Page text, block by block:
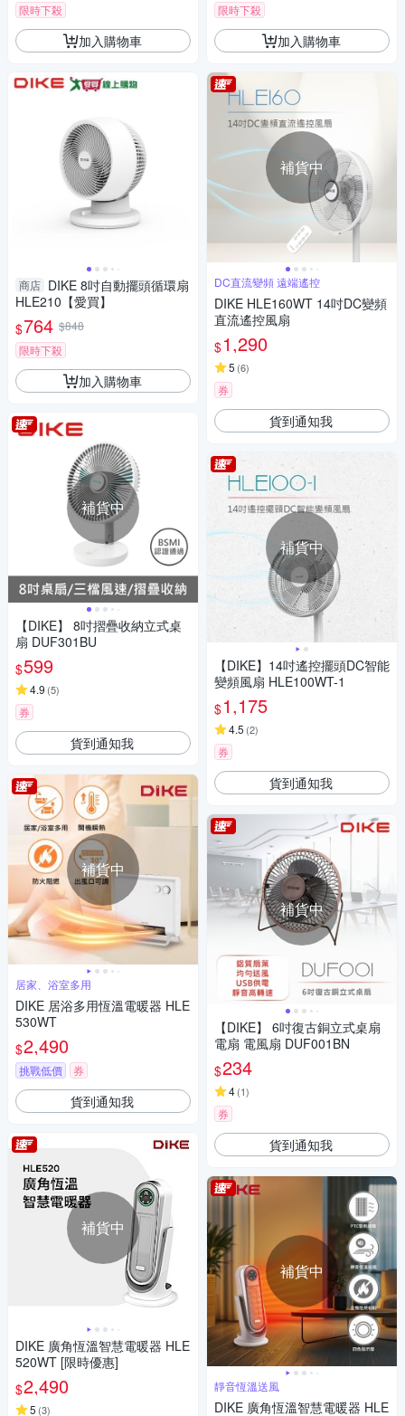
限時下殺
加入購物車
商店 DIKE 8吋自動擺頭循環扇
HLE210【愛買】
$764 $848
限時下殺
加入購物車
補貨中
【DIKE】 8吋摺疊收納立式桌
扇 DUF301BU
$599
4.9 (5)
券
貨到通知我
補貨中
居家、浴室多用
DIKE 居浴多用恆溫電暖器 HLE
530WT
$2,490
挑戰低價 券
貨到通知我
補貨中
DIKE 廣角恆溫智慧電暖器 HLE
520WT [限時優惠]
$2,490
5 (3)
限時下殺
加入購物車
補貨中
DC直流變頻 遠端遙控
DIKE HLE160WT 14吋DC變頻
直流遙控風扇
$1,290
5 (6)
券
貨到通知我
補貨中
【DIKE】14吋遙控擺頭DC智能
變頻風扇 HLE100WT-1
$1,175
4.5 (2)
券
貨到通知我
補貨中
【DIKE】 6吋復古銅立式桌扇
電扇 電風扇 DUF001BN
$234
4(1)
券
貨到通知我
補貨中
靜音恆溫送風
DIKE 廣角恆溫智慧電暖器 HLE